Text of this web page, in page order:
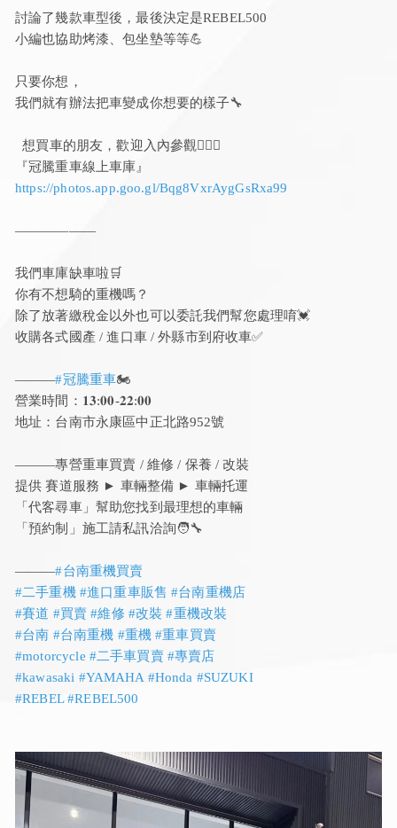
討論了幾款車型後，最後決定是REBEL500
小編也協助烤漆、包坐墊等等💪
只要你想，
我們就有辦法把車變成你想要的樣子🔧
想買車的朋友，歡迎入內參觀💁🏻‍♀️
『冠騰重車線上車庫』
https://photos.app.goo.gl/Bqg8VxrAygGsRxa99
——————
我們車庫缺車啦🛒
你有不想騎的重機嗎？
除了放著繳稅金以外也可以委託我們幫您處理唷💓
收購各式國產 / 進口車 / 外縣市到府收車✅
———#冠騰重車🏍️
營業時間：𝟏𝟑:𝟎𝟎-𝟐𝟐:𝟎𝟎
地址：台南市永康區中正北路952號
———專營重車買賣 / 維修 / 保養 / 改裝
提供 賽道服務 ► 車輛整備 ► 車輛托運
「代客尋車」幫助您找到最理想的車輛
「預約制」施工請私訊洽詢🧑‍🔧
———#台南重機買賣
#二手重機 #進口重車販售 #台南重機店
#賽道 #買賣 #維修 #改裝 #重機改裝
#台南 #台南重機 #重機 #重車買賣
#motorcycle #二手車買賣 #專賣店
#kawasaki #YAMAHA #Honda #SUZUKI
#REBEL #REBEL500